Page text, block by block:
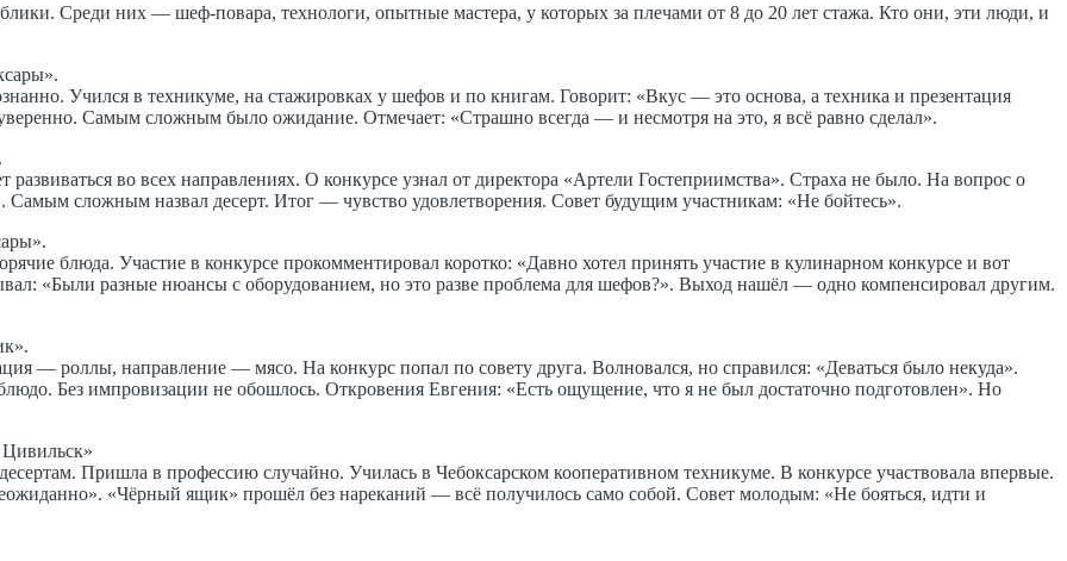
Среди них — шеф-повара, технологи, опытные мастера, у которых за плечами от 8 до 20 лет стажа. Кто они, эти люди, и
Учился в техникуме, на стажировках у шефов и по книгам. Говорит: «Вкус — это основа, а техника и презентация
Самым сложным было ожидание. Отмечает: «Страшно всегда — и несмотря на это, я всё равно сделал».
во всех направлениях. О конкурсе узнал от директора «Артели Гостеприимства». Страха не было. На вопрос о
сложным назвал десерт. Итог — чувство удовлетворения. Совет будущим участникам: «Не бойтесь».
блюда. Участие в конкурсе прокомментировал коротко: «Давно хотел принять участие в кулинарном конкурсе и вот
«Были разные нюансы с оборудованием, но это разве проблема для шефов?». Выход нашёл — одно компенсировал другим.
— роллы, направление — мясо. На конкурс попал по совету друга. Волновался, но справился: «Деваться было некуда».
Без импровизации не обошлось. Откровения Евгения: «Есть ощущение, что я не был достаточно подготовлен». Но
Пришла в профессию случайно. Училась в Чебоксарском кооперативном техникуме. В конкурсе участвовала впервые.
«Чёрный ящик» прошёл без нареканий — всё получилось само собой. Совет молодым: «Не бояться, идти и